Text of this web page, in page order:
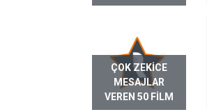
ÇOK ZEKICE
MESAJLAR
VEREN 50 FILM